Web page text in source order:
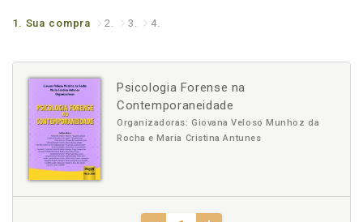
1. Sua compra 2. 3. 4.
Psicologia Forense na
Contemporaneidade
Organizadoras: Giovana Veloso Munhoz da
Rocha e Maria Cristina Antunes